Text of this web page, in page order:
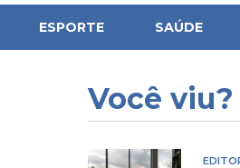
ESPORTE SAÚDE
Você viu?